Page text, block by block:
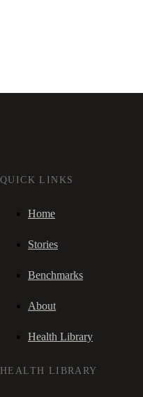
QUICK LINKS
Home
Stories
Benchmarks
About
Health Library
HEALTH LIBRARY